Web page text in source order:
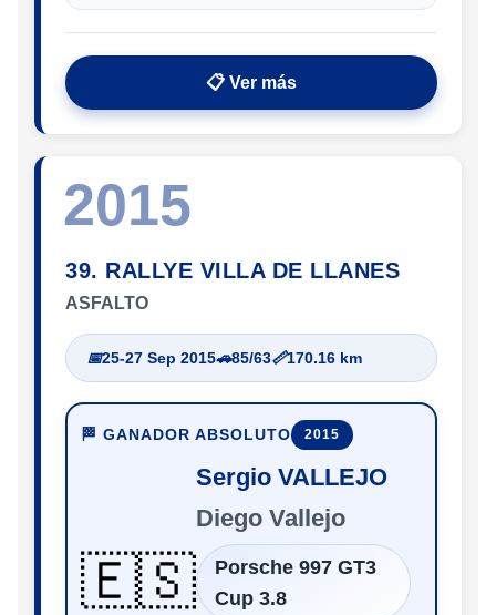
📋 Ver más
2015
39. RALLYE VILLA DE LLANES
ASFALTO
📅25-27 Sep 2015🚗85/63📏170.16 km
🏁 GANADOR ABSOLUTO 2015
🇪🇸
Sergio VALLEJO
Diego Vallejo
Porsche 997 GT3
Cup 3.8